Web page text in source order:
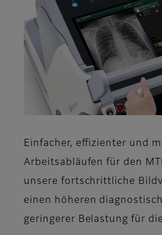
Einfacher, effizienter und
Arbeitsabläufen für den
unsere fortschrittliche
einen höheren
geringerer Belastung für